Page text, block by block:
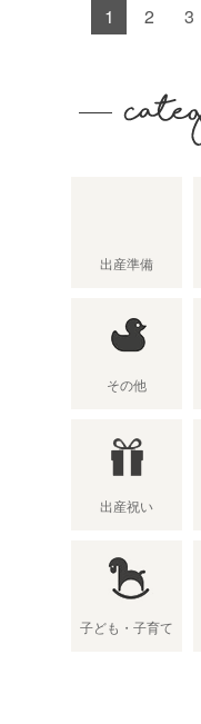
1 2 3
出産準備
その他
出産祝い
子ども・子育て